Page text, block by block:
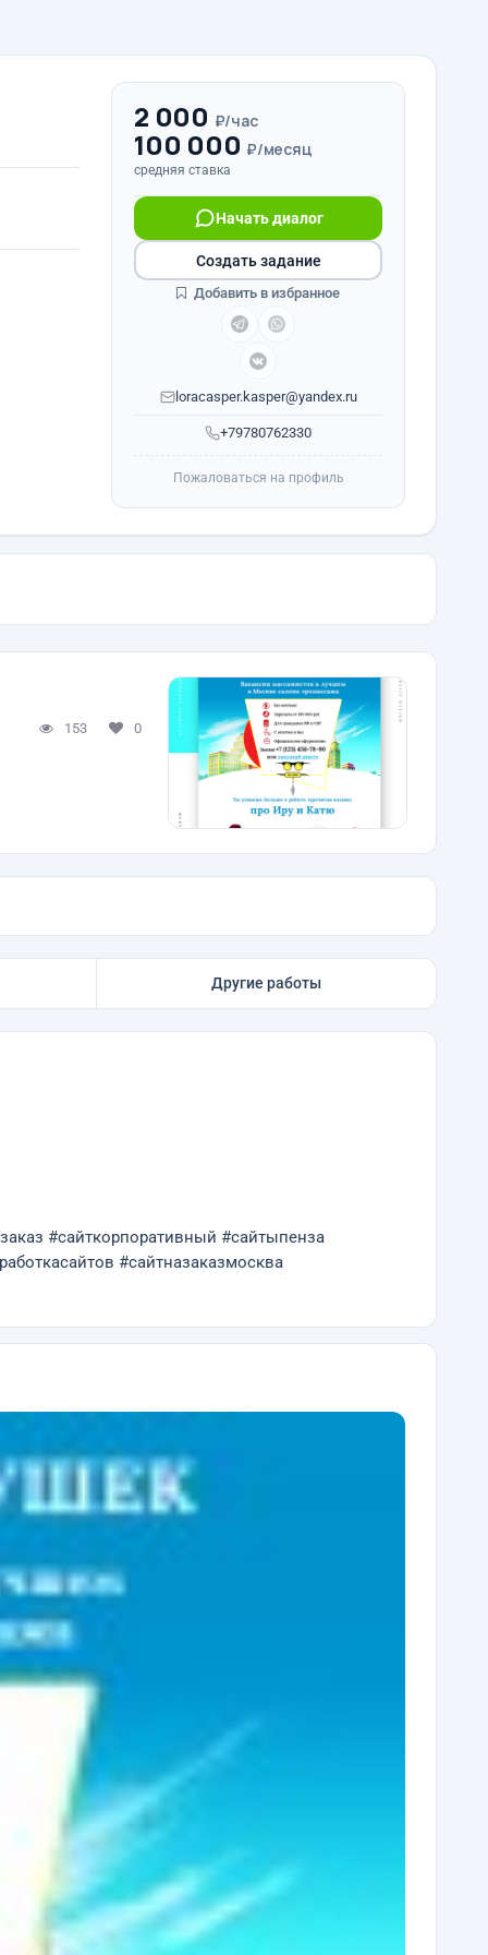
2 000 ₽/час
100 000 ₽/месяц
средняя ставка
+79780762330
Начать диалог
loracasper.kasper@yandex.ru
Создать задание
Добавить в избранное
Пожаловаться на профиль
153 0
Другие работы
#сайткорпоративный #сайтыпенза
#сайтназаказмосква